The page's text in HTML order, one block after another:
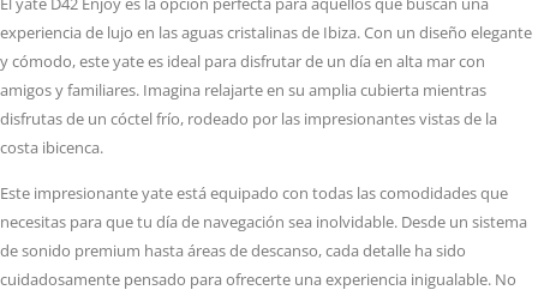
experiencia de lujo en las aguas cristalinas de Ibiza. Con un diseño elegante
y cómodo, este yate es ideal para disfrutar de un día en alta mar con
amigos y familiares. Imagina relajarte en su amplia cubierta mientras
disfrutas de un cóctel frío, rodeado por las impresionantes vistas de la
costa ibicenca.
Este impresionante yate está equipado con todas las comodidades que
necesitas para que tu día de navegación sea inolvidable. Desde un sistema
de sonido premium hasta áreas de descanso, cada detalle ha sido
cuidadosamente pensado para ofrecerte una experiencia inigualable. No